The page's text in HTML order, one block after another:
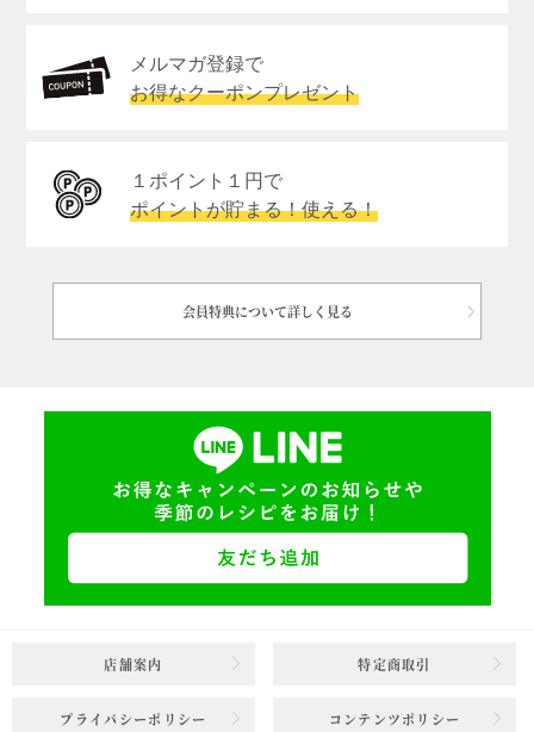
メルマガ登録で
お得なクーポンプレゼント
１ポイント１円で
ポイントが貯まる！使える！
会員特典について詳しく見る
店舗案内 特定商取引
プライバシーポリシー コンテンツポリシー